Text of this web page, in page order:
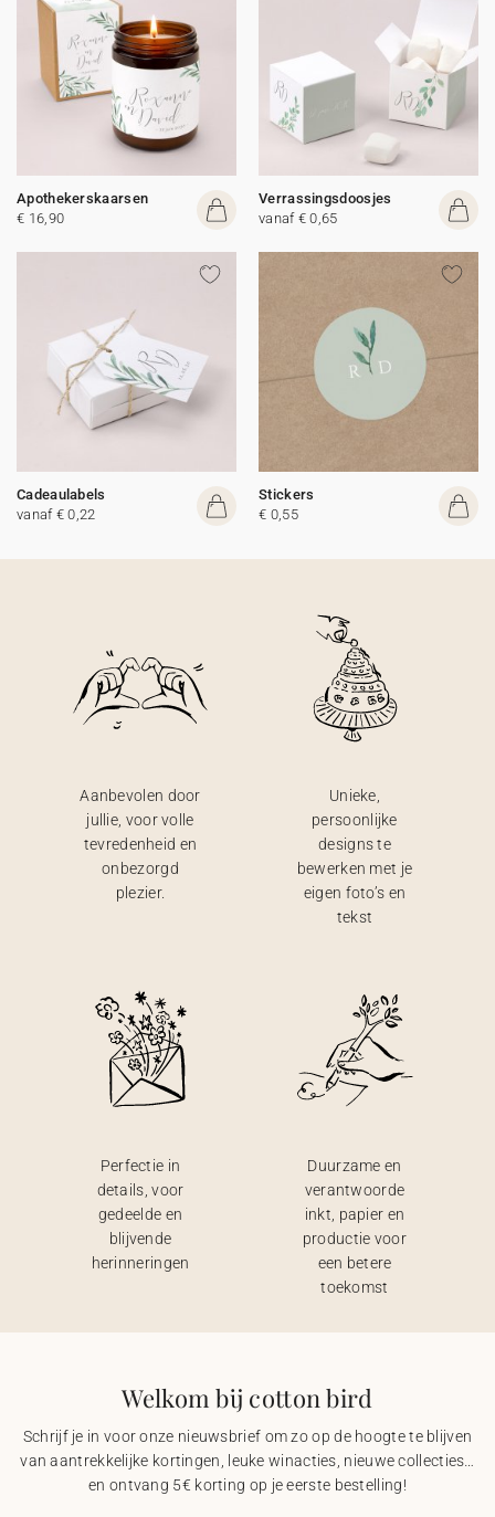
Apothekerskaarsen
€ 16,90
Verrassingsdoosjes
vanaf € 0,65
Cadeaulabels
vanaf € 0,22
Stickers
€ 0,55
Aanbevolen door
jullie, voor volle
tevredenheid en
onbezorgd
plezier.
Unieke,
persoonlijke
designs te
bewerken met je
eigen foto’s en
tekst
Perfectie in
details, voor
gedeelde en
blijvende
herinneringen
Duurzame en
verantwoorde
inkt, papier en
productie voor
een betere
toekomst
Welkom bij cotton bird
Schrijf je in voor onze nieuwsbrief om zo op de hoogte te blijven
van aantrekkelijke kortingen, leuke winacties, nieuwe collecties…
en ontvang 5€ korting op je eerste bestelling!